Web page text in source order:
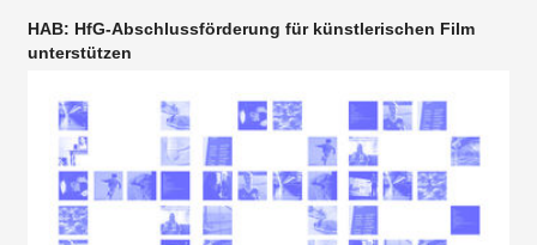
HAB: HfG-Abschlussförderung für künstlerischen Film
unterstützen